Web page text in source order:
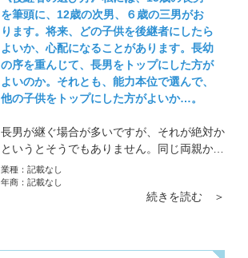
を筆頭に、12歳の次男、６歳の三男がお
ります。将来、どの子供を後継者にしたら
よいか、心配になることがあります。長幼
の序を重んじて、長男をトップにした方が
よいのか。それとも、能力本位で選んで、
他の子供をトップにした方がよいか…。
長男が継ぐ場合が多いですが、それが絶対か
というとそうでもありません。同じ両親から
生まれ、同じ物を食べて、同じ教育を受けて
も兄弟で変わっていきます。それが個性で
す。個性とは踏まれても何しても変わらない
業種： 記載なし
年商： 記載なし
続きを読む ＞